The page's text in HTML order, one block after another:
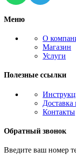
Меню
О
Магазин
Услуги
Полезные ссылки
Доставка
Контакты
Обратный звонок
Введите ваш номер